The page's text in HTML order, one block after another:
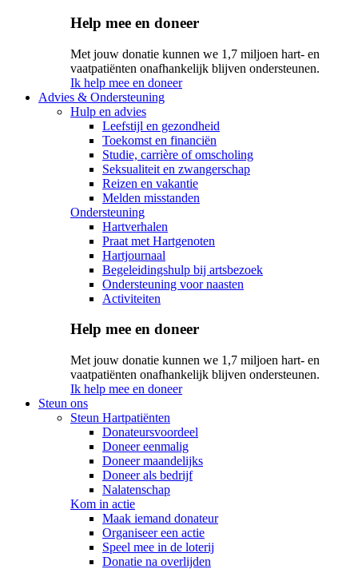
Help mee en doneer
Met jouw donatie kunnen we 1,7 miljoen hart- en
vaatpatiënten onafhankelijk blijven ondersteunen.
Ik help mee en doneer
Advies & Ondersteuning
Hulp en advies
Leefstijl en gezondheid
Toekomst en financiën
Studie, carrière of omscholing
Seksualiteit en zwangerschap
Reizen en vakantie
Melden misstanden
Ondersteuning
Hartverhalen
Praat met Hartgenoten
Hartjournaal
Begeleidingshulp bij artsbezoek
Ondersteuning voor naasten
Activiteiten
Help mee en doneer
Met jouw donatie kunnen we 1,7 miljoen hart- en
vaatpatiënten onafhankelijk blijven ondersteunen.
Ik help mee en doneer
Steun ons
Steun Hartpatiënten
Donateursvoordeel
Doneer eenmalig
Doneer maandelijks
Doneer als bedrijf
Nalatenschap
Kom in actie
Maak iemand donateur
Organiseer een actie
Speel mee in de loterij
Donatie na overlijden